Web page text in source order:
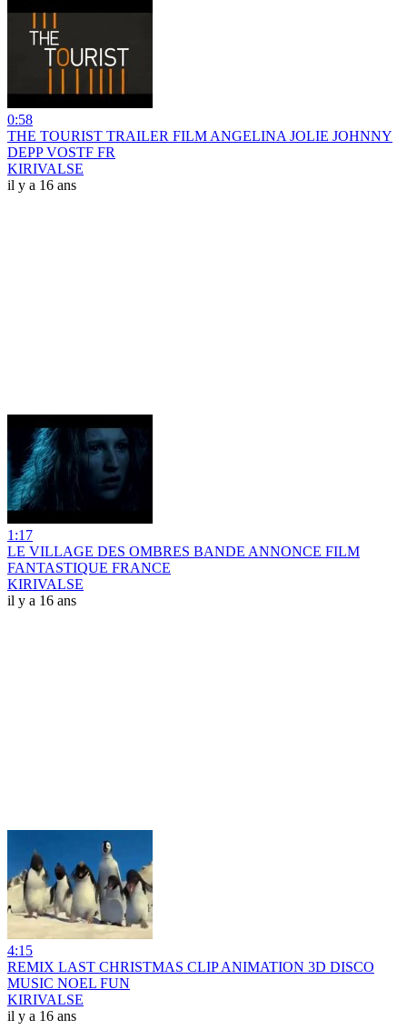
0:58
THE TOURIST TRAILER FILM ANGELINA JOLIE JOHNNY
DEPP VOSTF FR
KIRIVALSE
il y a 16 ans
1:17
LE VILLAGE DES OMBRES BANDE ANNONCE FILM
FANTASTIQUE FRANCE
KIRIVALSE
il y a 16 ans
4:15
REMIX LAST CHRISTMAS CLIP ANIMATION 3D DISCO
MUSIC NOEL FUN
KIRIVALSE
il y a 16 ans